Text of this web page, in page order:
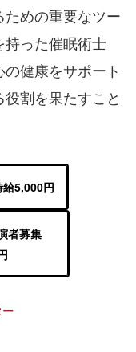
めの重要なツー
った催眠術士
健康をサポート
割を果たすこと
給5,000円
者募集